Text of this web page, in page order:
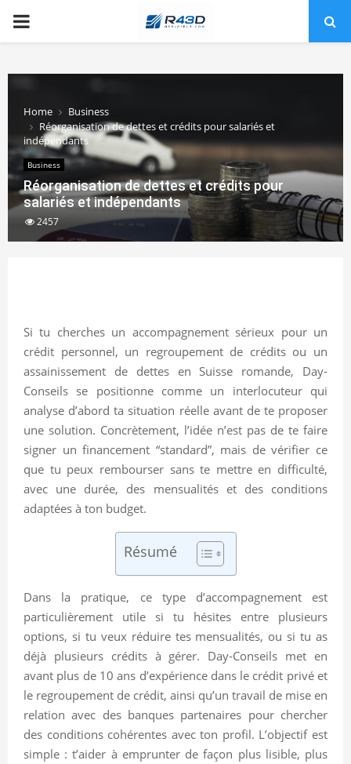
PRIMARY
Home
Business
Réorganisation de dettes et crédits pour salariés et
indépendants
Business
Réorganisation de dettes et crédits pour
salariés et indépendants
2457
Si tu cherches un accompagnement sérieux pour un
crédit personnel, un regroupement de crédits ou un
assainissement de dettes en Suisse romande, Day-
Conseils se positionne comme un interlocuteur qui
analyse d’abord ta situation réelle avant de te proposer
une solution. Concrètement, l’idée n’est pas de te faire
signer un financement “standard”, mais de vérifier ce
que tu peux rembourser sans te mettre en difficulté,
avec une durée, des mensualités et des conditions
adaptées à ton budget.
Résumé
Dans la pratique, ce type d’accompagnement est
particulièrement utile si tu hésites entre plusieurs
options, si tu veux réduire tes mensualités, ou si tu as
déjà plusieurs crédits à gérer. Day-Conseils met en
avant plus de 10 ans d’expérience dans le crédit privé et
le regroupement de crédit, ainsi qu’un travail de mise en
relation avec des banques partenaires pour chercher
des conditions cohérentes avec ton profil. L’objectif est
simple : t’aider à emprunter de façon plus lisible, plus